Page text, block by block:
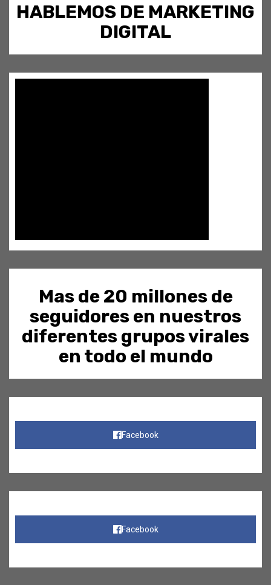
HABLEMOS DE MARKETING
DIGITAL
Mas de 20 millones de
seguidores en nuestros
diferentes grupos virales
en todo el mundo
Facebook
Facebook